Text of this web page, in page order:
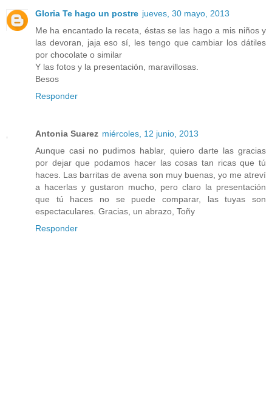
Gloria Te hago un postre jueves, 30 mayo, 2013
Me ha encantado la receta, éstas se las hago a mis niños y
las devoran, jaja eso sí, les tengo que cambiar los dátiles
por chocolate o similar
Y las fotos y la presentación, maravillosas.
Besos
Responder
Antonia Suarez miércoles, 12 junio, 2013
Aunque casi no pudimos hablar, quiero darte las gracias
por dejar que podamos hacer las cosas tan ricas que tú
haces. Las barritas de avena son muy buenas, yo me atreví
a hacerlas y gustaron mucho, pero claro la presentación
que tú haces no se puede comparar, las tuyas son
espectaculares. Gracias, un abrazo, Toñy
Responder